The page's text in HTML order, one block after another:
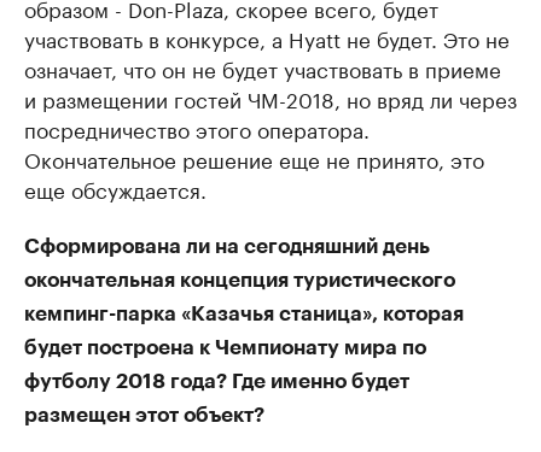
образом - Don-Plaza, скорее всего, будет
участвовать в конкурсе, а Hyatt не будет. Это не
означает, что он не будет участвовать в приеме
и размещении гостей ЧМ-2018, но вряд ли через
посредничество этого оператора.
Окончательное решение еще не принято, это
еще обсуждается.
Сформирована ли на сегодняшний день
окончательная концепция туристического
кемпинг-парка «Казачья станица», которая
будет построена к Чемпионату мира по
футболу 2018 года? Где именно будет
размещен этот объект?